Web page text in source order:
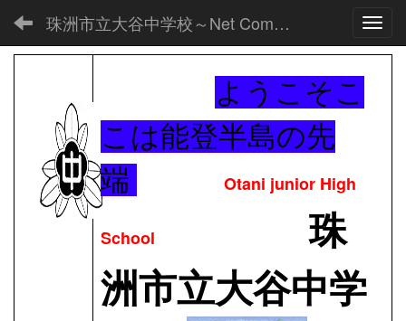
珠洲市立大谷中学校～Net Commons～
ようこそこ
こは能登半島の先
端
Otani junior High
School
珠
洲市立大谷中学